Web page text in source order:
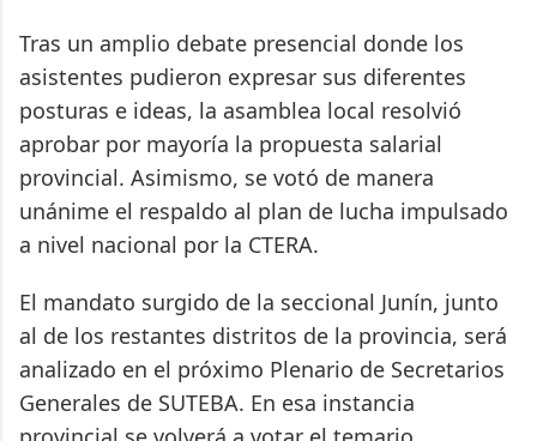
Tras un amplio debate presencial donde los
asistentes pudieron expresar sus diferentes
posturas e ideas, la asamblea local resolvió
aprobar por mayoría la propuesta salarial
provincial. Asimismo, se votó de manera
unánime el respaldo al plan de lucha impulsado
a nivel nacional por la CTERA.
El mandato surgido de la seccional Junín, junto
al de los restantes distritos de la provincia, será
analizado en el próximo Plenario de Secretarios
Generales de SUTEBA. En esa instancia